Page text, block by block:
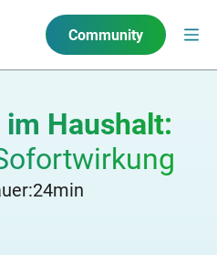
Community
Haushalt:
24min